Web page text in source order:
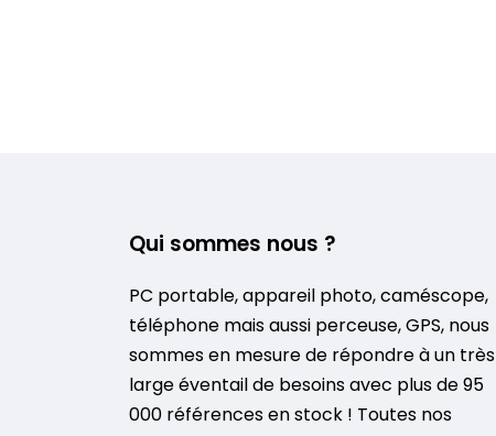
Qui sommes nous ?
PC portable, appareil photo, caméscope,
téléphone mais aussi perceuse, GPS, nous
sommes en mesure de répondre à un très
large éventail de besoins avec plus de 95
000 références en stock ! Toutes nos